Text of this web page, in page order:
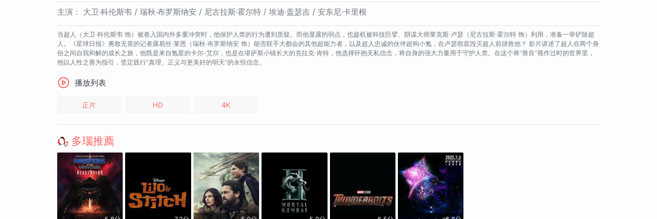
主演： 大卫·科伦斯韦 / 瑞秋·布罗斯纳安 / 尼古拉斯·霍尔特 / 埃迪·盖瑟吉 / 安东尼·卡里根
当超人（大卫·科伦斯韦 饰）被卷入国内外多重冲突时，他保护人类的行为遭到质疑。而他显露的弱点，也趁机被科技巨擘、阴谋大师莱克斯·卢瑟（尼古拉斯·霍尔特 饰）利用，准备一举铲除超
人。《星球日报》勇敢无畏的记者露易丝·莱恩（瑞秋·布罗斯纳安 饰）能否联手大都会的其他超能力者，以及超人忠诚的伙伴超狗小氪，在卢瑟彻底毁灭超人前拯救他？ 影片讲述了超人在两个身
份之间自我和解的成长之旅，他既是来自氪星的卡尔-艾尔，也是在堪萨斯小镇长大的克拉克·肯特，他选择怀抱无私信念，将自身的强大力量用于守护人类。在这个将“善良”视作过时的世界里，
他以人性之善为指引，坚定践行“真理、正义与更美好的明天”的永恒信念。
播放列表
正片 HD 4K
多瑙推薦